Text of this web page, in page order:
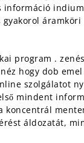
program .
hogy dob
szolgálatot
mindent
áldozatát,